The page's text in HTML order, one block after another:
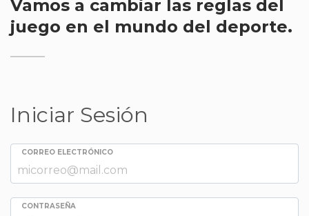
Vamos a cambiar las reglas del
juego en el mundo del deporte.
Iniciar Sesión
CORREO ELECTRÓNICO
CONTRASEÑA